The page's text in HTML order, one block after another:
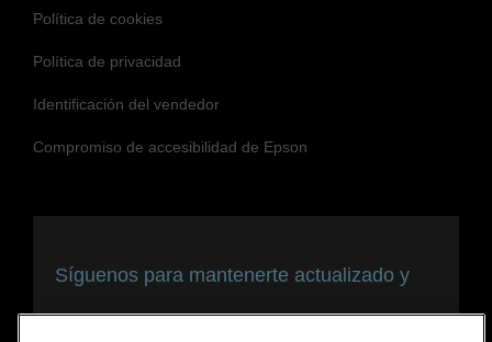
Política de cookies
Política de privacidad
Identificación del vendedor
Compromiso de accesibilidad de Epson
Síguenos para mantenerte actualizado y